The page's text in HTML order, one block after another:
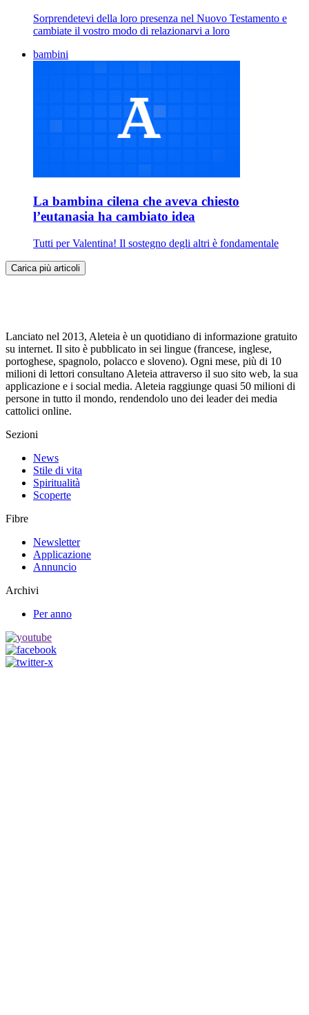
Sorprendetevi della loro presenza nel Nuovo Testamento e
cambiate il vostro modo di relazionarvi a loro
bambini
La bambina cilena che aveva chiesto
l’eutanasia ha cambiato idea
Tutti per Valentina! Il sostegno degli altri è fondamentale
Carica più articoli
Lanciato nel 2013, Aleteia è un quotidiano di informazione gratuito
su internet. Il sito è pubblicato in sei lingue (francese, inglese,
portoghese, spagnolo, polacco e sloveno). Ogni mese, più di 10
milioni di lettori consultano Aleteia attraverso il suo sito web, la sua
applicazione e i social media. Aleteia raggiunge quasi 50 milioni di
persone in tutto il mondo, rendendolo uno dei leader dei media
cattolici online.
Sezioni
News
Stile di vita
Spiritualità
Scoperte
Fibre
Newsletter
Applicazione
Annuncio
Archivi
Per anno